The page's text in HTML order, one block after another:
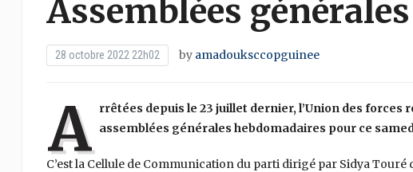
Assemblées
28 octobre 2022 22h02 by amadouksccopguinee
A
rrêtées depuis le 23 juillet dernier, l’Union des
assemblées générales hebdomadaires pour ce
C’est la Cellule de Communication du parti dirigé par Sidya